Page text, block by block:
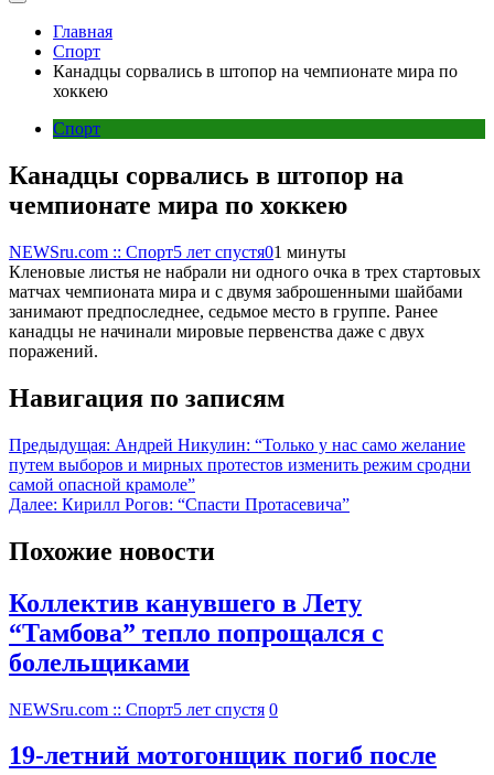
Главная
Спорт
Канадцы сорвались в штопор на чемпионате мира по
хоккею
Спорт
Канадцы сорвались в штопор на
чемпионате мира по хоккею
NEWSru.com :: Спорт5 лет спустя01 минуты
Кленовые листья не набрали ни одного очка в трех стартовых
матчах чемпионата мира и с двумя заброшенными шайбами
занимают предпоследнее, седьмое место в группе. Ранее
канадцы не начинали мировые первенства даже с двух
поражений.
Навигация по записям
Предыдущая: Андрей Никулин: “Только у нас само желание
путем выборов и мирных протестов изменить режим сродни
самой опасной крамоле”
Далее: Кирилл Рогов: “Спасти Протасевича”
Похожие новости
Коллектив канувшего в Лету
“Тамбова” тепло попрощался с
болельщиками
NEWSru.com :: Спорт5 лет спустя 0
19-летний мотогонщик погиб после